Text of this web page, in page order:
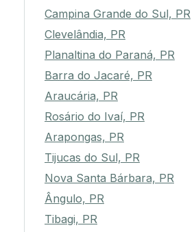
Campina Grande do Sul, PR
Clevelândia, PR
Planaltina do Paraná, PR
Barra do Jacaré, PR
Araucária, PR
Rosário do Ivaí, PR
Arapongas, PR
Tijucas do Sul, PR
Nova Santa Bárbara, PR
Ângulo, PR
Tibagi, PR